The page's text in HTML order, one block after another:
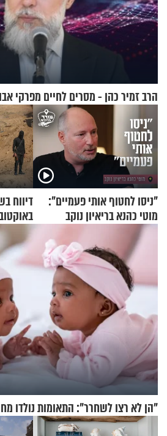
הרב זמיר כהן - מסרים לחיים מפרקי
"ניסו לחטוף אותי פעמיים":
מוטי כהנא בריאיון נוקב
"הן לא רצו לשחרר": התאומות נולדו